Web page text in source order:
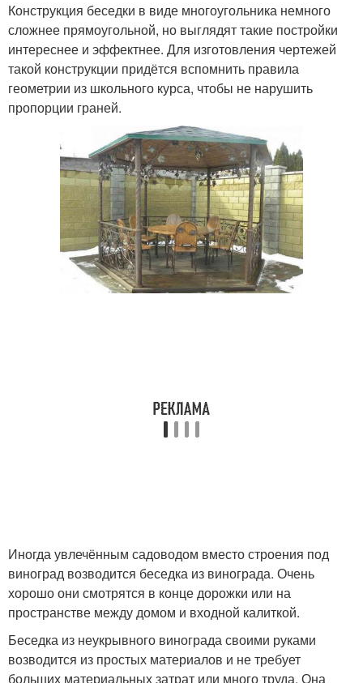
Конструкция беседки в виде многоугольника немного
сложнее прямоугольной, но выглядят такие постройки
интереснее и эффектнее. Для изготовления чертежей
такой конструкции придётся вспомнить правила
геометрии из школьного курса, чтобы не нарушить
пропорции граней.
Иногда увлечённым садоводом вместо строения под
виноград возводится беседка из винограда. Очень
хорошо они смотрятся в конце дорожки или на
пространстве между домом и входной калиткой.
Беседка из неукрывного винограда своими руками
возводится из простых материалов и не требует
больших материальных затрат или много труда. Она